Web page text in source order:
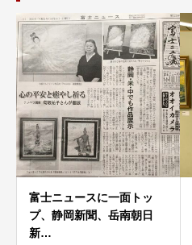
富士ニュースに一面トッ
プ、静岡新聞、岳南朝日
新…